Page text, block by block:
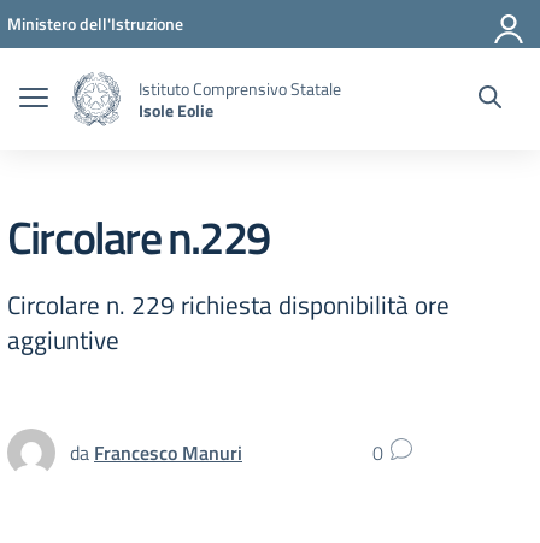
Vai ai contenuti
Vai al menu di navigazione
Vai al footer
Ministero dell'Istruzione
Istituto Comprensivo Statale
Isole Eolie
Circolare n.229
Circolare n. 229 richiesta disponibilità ore
aggiuntive
da Francesco Manuri 0